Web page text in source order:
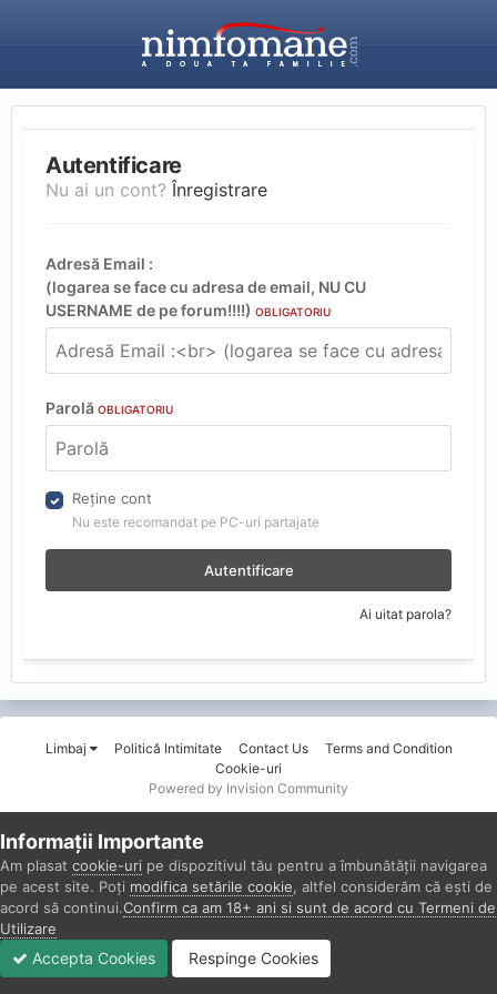
Autentificare
Nu ai un cont? Înregistrare
Adresă Email :
(logarea se face cu adresa de email, NU CU
USERNAME de pe forum!!!!) OBLIGATORIU
Parolă OBLIGATORIU
Reține cont
Nu este recomandat pe PC-uri partajate
Autentificare
Ai uitat parola?
Limbaj Politică Intimitate Contact Us
Terms and Condition
Cookie-uri
Powered by Invision Community
Informații Importante
Am plasat cookie-uri pe dispozitivul tău pentru a îmbunătății navigarea
pe acest site. Poți modifica setările cookie , altfel considerăm că ești de
acord să continui.Confirm ca am 18+ ani si sunt de acord cu Termeni de
Utilizare
Accepta Cookies Respinge Cookies
Înregistrare